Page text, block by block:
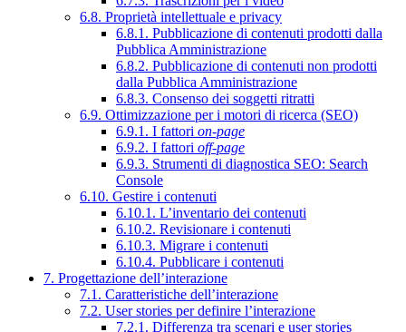
6.8. Proprietà intellettuale e privacy
6.8.1. Pubblicazione di contenuti prodotti dalla
Pubblica Amministrazione
6.8.2. Pubblicazione di contenuti non prodotti
dalla Pubblica Amministrazione
6.8.3. Consenso dei soggetti ritratti
6.9. Ottimizzazione per i motori di ricerca (SEO)
6.9.1. I fattori on-page
6.9.2. I fattori off-page
6.9.3. Strumenti di diagnostica SEO: Search
Console
6.10. Gestire i contenuti
6.10.1. L’inventario dei contenuti
6.10.2. Revisionare i contenuti
6.10.3. Migrare i contenuti
6.10.4. Pubblicare i contenuti
7. Progettazione dell’interazione
7.1. Caratteristiche dell’interazione
7.2. User stories per definire l’interazione
7.2.1. Differenza tra scenari e user stories